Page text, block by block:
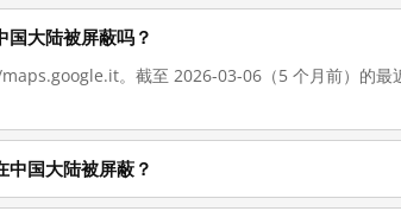
大陆被屏蔽吗？
。截至 2026-03-06（5 个月前）的最
国大陆被屏蔽？